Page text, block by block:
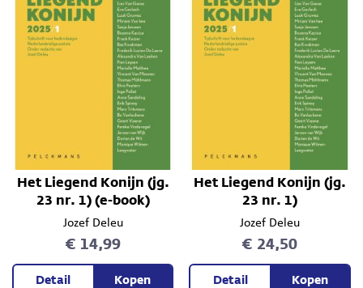
Het Liegend Konijn (jg.
23 nr. 1) (e-book)
Jozef Deleu
€ 14,99
Detail Kopen
Het Liegend Konijn (jg.
23 nr. 1)
Jozef Deleu
€ 24,50
Detail Kopen